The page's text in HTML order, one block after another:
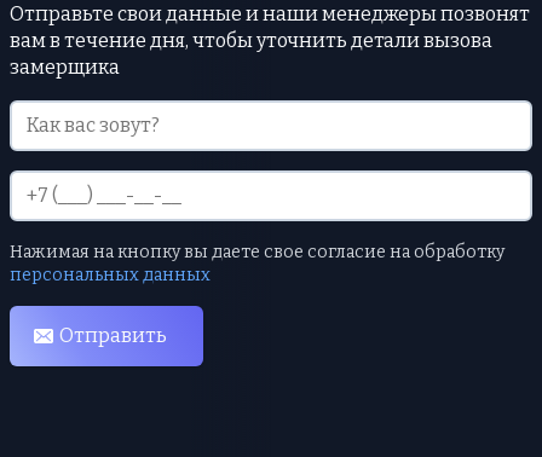
Отправьте свои данные и наши менеджеры позвонят
вам в течение дня, чтобы уточнить детали вызова
замерщика
Нажимая на кнопку вы даете свое согласие на обработку
персональных данных
Отправить